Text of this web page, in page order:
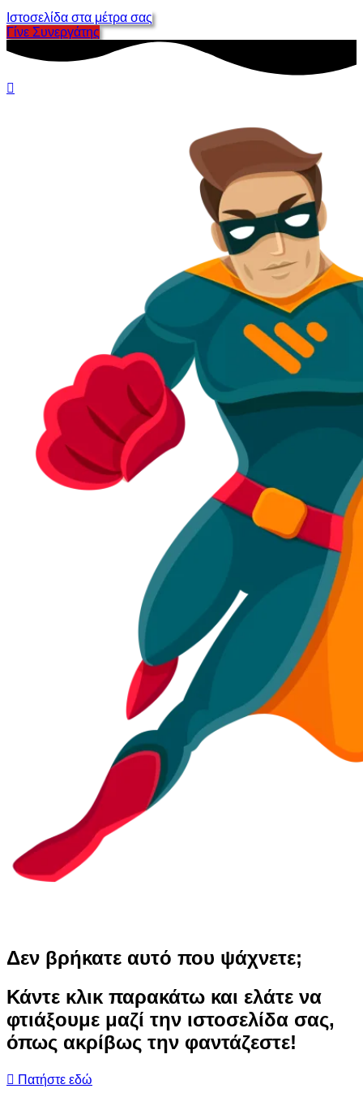
Ιστοσελίδα στα μέτρα σας
Γίνε Συνεργάτης
Δεν βρήκατε αυτό που ψάχνετε;
Κάντε κλικ παρακάτω και ελάτε να
φτιάξουμε μαζί την ιστοσελίδα σας,
όπως ακρίβως την φαντάζεστε!
Πατήστε εδώ